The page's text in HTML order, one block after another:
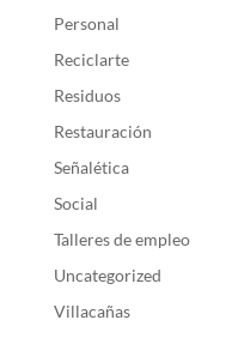
Personal
Reciclarte
Residuos
Restauración
Señalética
Social
Talleres de empleo
Uncategorized
Villacañas